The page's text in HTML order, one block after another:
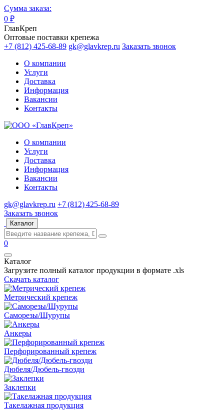
Сумма заказа:
0 ₽
ГлавКреп
Оптовые поставки крепежа
+7 (812) 425-68-89 gk@glavkrep.ru Заказать звонок
О компании
Услуги
Доставка
Информация
Вакансии
Контакты
О компании
Услуги
Доставка
Информация
Вакансии
Контакты
gk@glavkrep.ru +7 (812) 425-68-89
Заказать звонок
Каталог
0
Каталог
Загрузите полный каталог продукции в формате .xls
Скачать каталог
Метрический крепеж
Саморезы/Шурупы
Анкеры
Перфорированный крепеж
Дюбеля/Дюбель-гвозди
Заклепки
Такелажная продукция